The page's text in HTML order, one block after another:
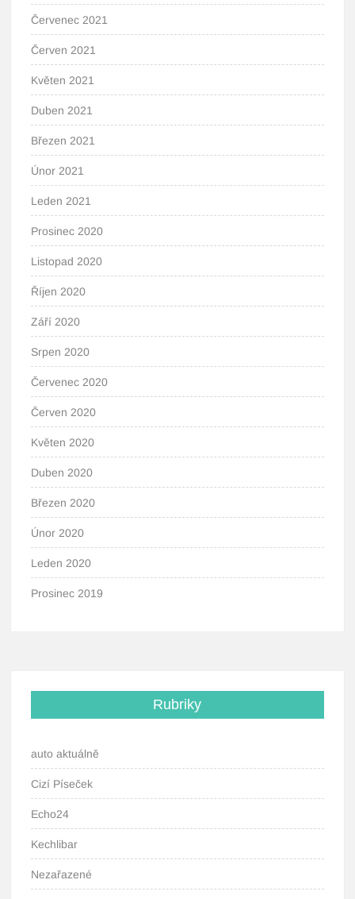
Červenec 2021
Červen 2021
Květen 2021
Duben 2021
Březen 2021
Únor 2021
Leden 2021
Prosinec 2020
Listopad 2020
Říjen 2020
Září 2020
Srpen 2020
Červenec 2020
Červen 2020
Květen 2020
Duben 2020
Březen 2020
Únor 2020
Leden 2020
Prosinec 2019
Rubriky
auto aktuálně
Cizí Píseček
Echo24
Kechlibar
Nezařazené